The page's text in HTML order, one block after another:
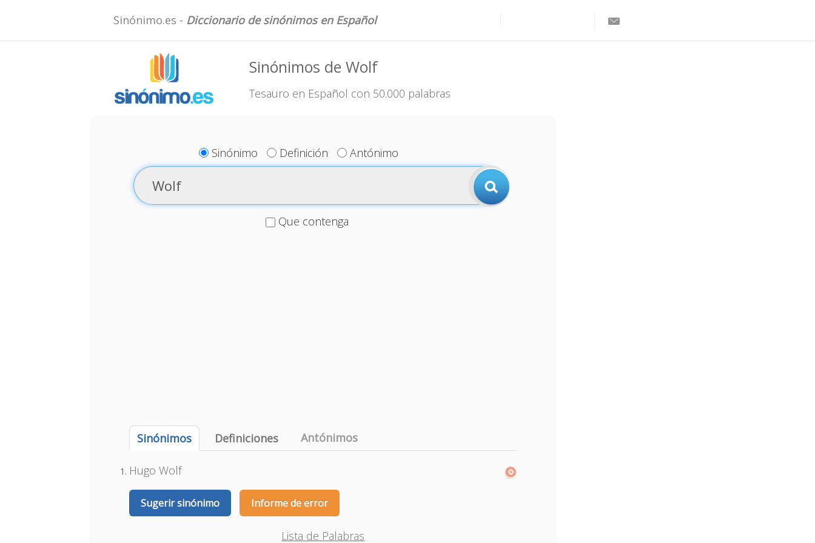
Sinónimo.es - Diccionario de sinónimos en Español
Sinónimos de Wolf
Tesauro en Español con 50.000 palabras
Sinónimo Definición Antónimo
Que contenga
Sinónimos Definiciones Antónimos
Hugo Wolf
Sugerir sinónimo Informe de error
Lista de Palabras